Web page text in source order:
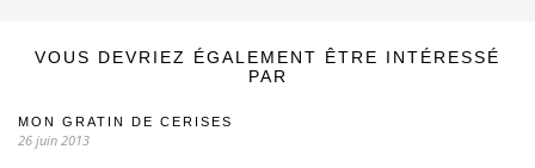
VOUS DEVRIEZ ÉGALEMENT ÊTRE INTÉRESSÉ
PAR
MON GRATIN DE CERISES
26 juin 2013